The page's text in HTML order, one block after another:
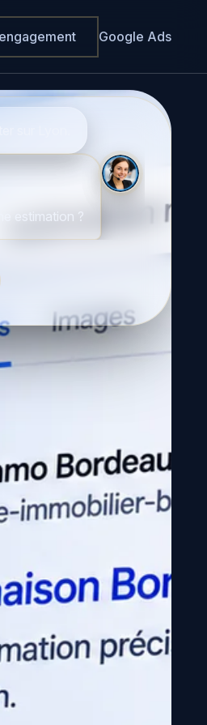
Google Ads
sur Lyon.
estimation ?